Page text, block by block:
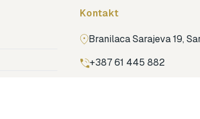
Kontakt
Branilaca Sarajeva 19,
+387 61 445 882